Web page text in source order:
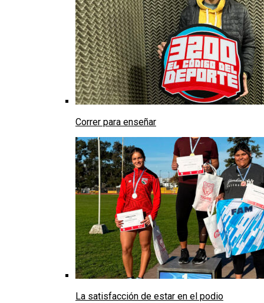
Correr para enseñar
La satisfacción de estar en el podio